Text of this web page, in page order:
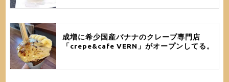
成増に希少国産バナナのクレープ専門店
「crepe&cafe VERN」がオープンしてる。